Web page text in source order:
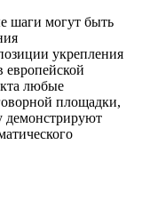
шаги могут быть
укрепления
европейской
любые
площадки,
демонстрируют